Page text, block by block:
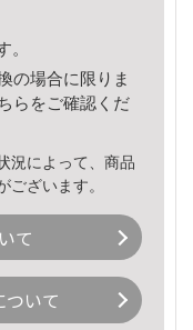
。
の場合に限りま
ら をご確認くだ
況によって、商品
ございます。
て
いて